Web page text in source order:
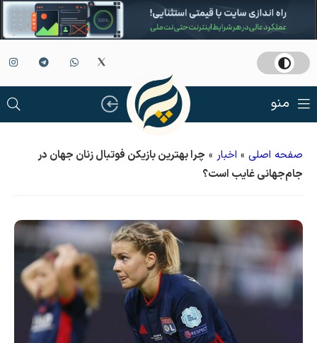
منو
صفحه اصلی » اخبار » چرا بهترین بازیکن فوتبال زنان جهان در
جام‌جهانی غایب است؟